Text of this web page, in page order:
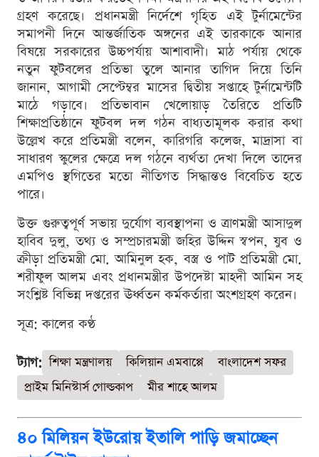
গ্রহণ করেছে। প্রধানমন্ত্রী নির্দেশে গৃহিত এই টুর্নামেন্টের
সমাপনী দিনে আন্তর্জাতিক অঙ্গনের এই তারকাকে আনার
বিষয়ে সরকারের উচ্চপর্যায় আশাবাদী। মাঠ পর্যায় থেকে
নতুন ফুটবলের প্রতিভা তুলে আনার তাগিদ দিয়ে তিনি
জানান, আগামী সেপ্টেম্বর মাসের দ্বিতীয় সপ্তাহে টুর্নামেন্টটি
মাঠে গড়াবে। প্রতিভাবান খেলোয়াড় তৈরিতে প্রতিটি
শিক্ষাপ্রতিষ্ঠানে ফুটবল দল গঠন বাধ্যতামূলক করার কথা
উল্লেখ করে প্রতিমন্ত্রী বলেন, কারিগরি কলেজ, মাদ্রাসা বা
সাধারণ স্কুলের ক্ষেত্রে দল গঠনে ব্যর্থতা দেখা দিলে তাদের
এমপিও স্থগিতের মতো নীতিগত সিদ্ধান্তও বিবেচিত হতে
পারে।
উক্ত গুরুত্বপূর্ণ সভায় দুর্যোগ ব্যবস্থাপনা ও ত্রাণমন্ত্রী আসাদুল
হাবিব দুলু, তথ্য ও সম্প্রচারমন্ত্রী জহির উদ্দিন স্বপন, যুব ও
ক্রীড়া প্রতিমন্ত্রী মো. আমিনুল হক, বস্ত্র ও পাট প্রতিমন্ত্রী মো.
শরীফুল আলম এবং প্রধানমন্ত্রীর উপদেষ্টা মাহদী আমিন সহ
সংশ্লিষ্ট বিভিন্ন দপ্তরের ঊর্ধ্বতন কর্মকর্তারা অংশগ্রহণ করেন।
সূত্র: কালের কণ্ঠ
ট্যাগ: শিক্ষা মন্ত্রণালয় কিলিয়ান এমবাপ্পে
বাংলাদেশ সফর
প্রাইম মিনিস্টার্স গোল্ডকাপ
মীর শাহে আলম
৪০ মিলিয়ন ইউরোয় ইতালি পাড়ি জমাচ্ছেন